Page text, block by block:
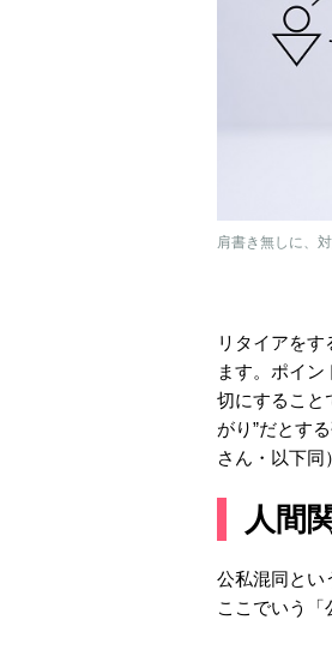
肩書き無しに、
リタイアを
ます。ポイ
切にすること
がり”だとす
さん・以下同）
人間
公私混同とい
ここでいう「